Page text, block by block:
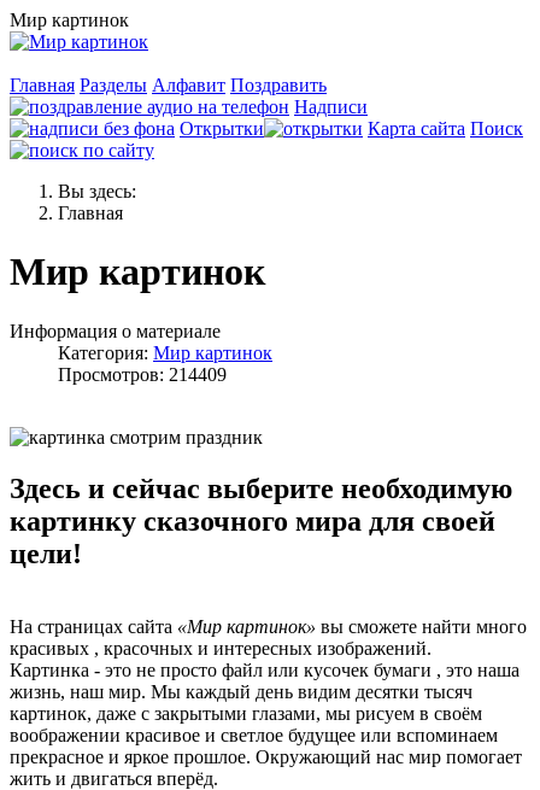
Мир картинок
Главная Разделы Алфавит Поздравить
Надписи
Открытки
Карта сайта Поиск
Вы здесь:
Главная
Мир картинок
Информация о материале
Категория: Мир картинок
Просмотров: 214409
Здесь и сейчас выберите необходимую
картинку сказочного мира для своей
цели!
На страницах сайта «Мир картинок» вы сможете найти много
красивых , красочных и интересных изображений.
Картинка - это не просто файл или кусочек бумаги , это наша
жизнь, наш мир. Мы каждый день видим десятки тысяч
картинок, даже с закрытыми глазами, мы рисуем в своём
воображении красивое и светлое будущее или вспоминаем
прекрасное и яркое прошлое. Окружающий нас мир помогает
жить и двигаться вперёд.